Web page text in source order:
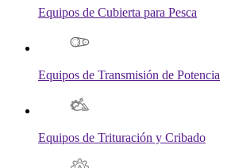
Equipos de Cubierta para Pesca
Equipos de Transmisión de Potencia
Equipos de Trituración y Cribado